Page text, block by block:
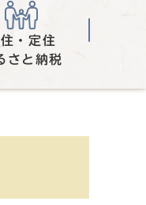
・定住
さと納税